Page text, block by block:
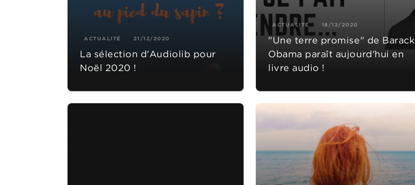
ACTUALITÉ 21/12/2020
La sélection d'Audiolib pour
Noël 2020 !
ACTUALITÉ 18/12/2020
"Une terre promise" de Barack
Obama paraît aujourd'hui en
livre audio !